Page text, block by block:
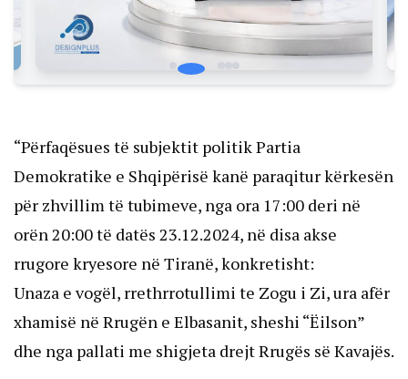
“Përfaqësues të subjektit politik Partia
Demokratike e Shqipërisë kanë paraqitur kërkesën
për zhvillim të tubimeve, nga ora 17:00 deri në
orën 20:00 të datës 23.12.2024, në disa akse
rrugore kryesore në Tiranë, konkretisht:
Unaza e vogël, rrethrrotullimi te Zogu i Zi, ura afër
xhamisë në Rrugën e Elbasanit, sheshi “Ëilson”
dhe nga pallati me shigjeta drejt Rrugës së Kavajës.